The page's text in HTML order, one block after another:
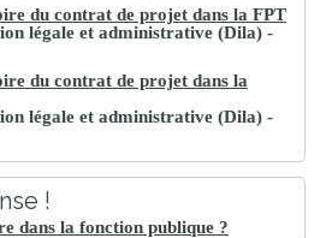
du contrat de projet dans la FPT
légale et administrative (Dila) -
du contrat de projet dans la
légale et administrative (Dila) -
!
dans la fonction publique ?